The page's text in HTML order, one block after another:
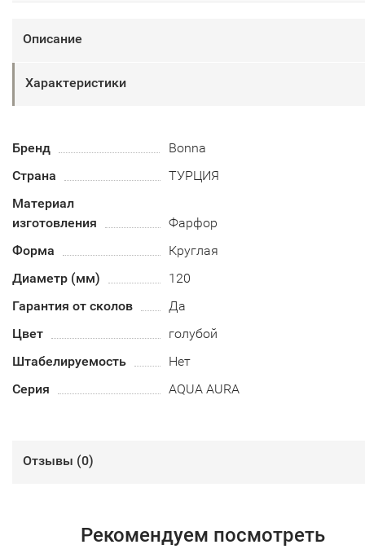
Описание
Характеристики
Бренд
Bonna
Страна
ТУРЦИЯ
Материал
изготовления
Фарфор
Форма
Круглая
Диаметр (мм)
120
Гарантия от сколов
Да
Цвет
голубой
Штабелируемость
Нет
Серия
AQUA AURA
Отзывы (0)
Рекомендуем посмотреть